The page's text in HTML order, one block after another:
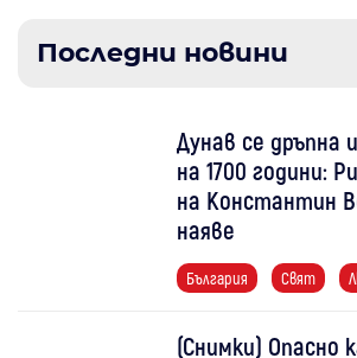
Последни новини
Дунав се дръпна
на 1700 години:
на Константин
наяве
България Свят
(Снимки) Опасно